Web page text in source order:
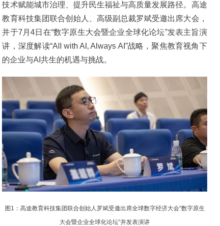
技术赋能城市治理、提升民生福祉与高质量发展路径。高途
教育科技集团联合创始人、高级副总裁罗斌受邀出席大会，
并于7月4日在“数字原生大会暨企业全球化论坛”发表主旨演
讲，深度解读“All with AI, Always AI”战略，聚焦教育视角下
的企业与AI共生的机遇与挑战。
图1：高途教育科技集团联合创始人罗斌受邀出席全球数字经济大会“数字原生
大会暨企业全球化论坛”并发表演讲